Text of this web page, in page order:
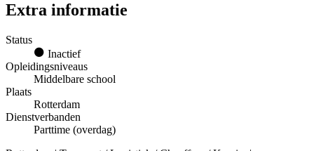
Extra informatie
Status
Inactief
Opleidingsniveaus
Middelbare school
Plaats
Rotterdam
Dienstverbanden
Parttime (overdag)